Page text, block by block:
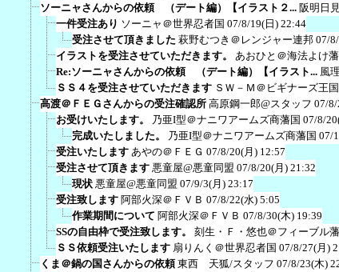
ソーニャさんからの依頼 （デート編）【イラスト２... 阪明日
一件受注あり ソーニャ＠世界忍者国 07/8/19(日) 22:44
受注させて頂きました 萩野むつき＠レンジャー連邦 07/
イラストを受注させていただきます。
あおひと＠海法よけ
Re:ソーニャさんからの依頼 （デート編）【イラスト... 風
ＳＳ４を受注させていただきます ＳＷ－Ｍ＠ビギナーズ王国
高渡＠ＦＥＧさんからの受注確認所 高原鋼一郎@スタッフ 07/8/
お受けいたします。
乃亜I型＠ナニワアームズ商藩国 07/8/
完成いたしました。
乃亜I型＠ナニワアームズ商藩国 07/
受注いたします あやの＠ＦＥＧ 07/8/20(月) 12:57
受注させて頂きます 悪童屋@悪童同盟 07/8/20(月) 21:32
現状 悪童屋@悪童同盟 07/9/3(月) 23:17
受注致します 阿部火深＠ＦＶＢ 07/8/22(水) 5:05
作業期間について 阿部火深＠ＦＶＢ 07/8/30(木) 19:39
SSの自由枠で受注致します。
刻生・Ｆ・悠也＠フィーブル
ＳＳ依頼受注いたします 扇りんく＠世界忍者国 07/8/27(月)
くま＠鍋の国さんからの依頼 東西 天狐/スタッフ 07/8/23(木)